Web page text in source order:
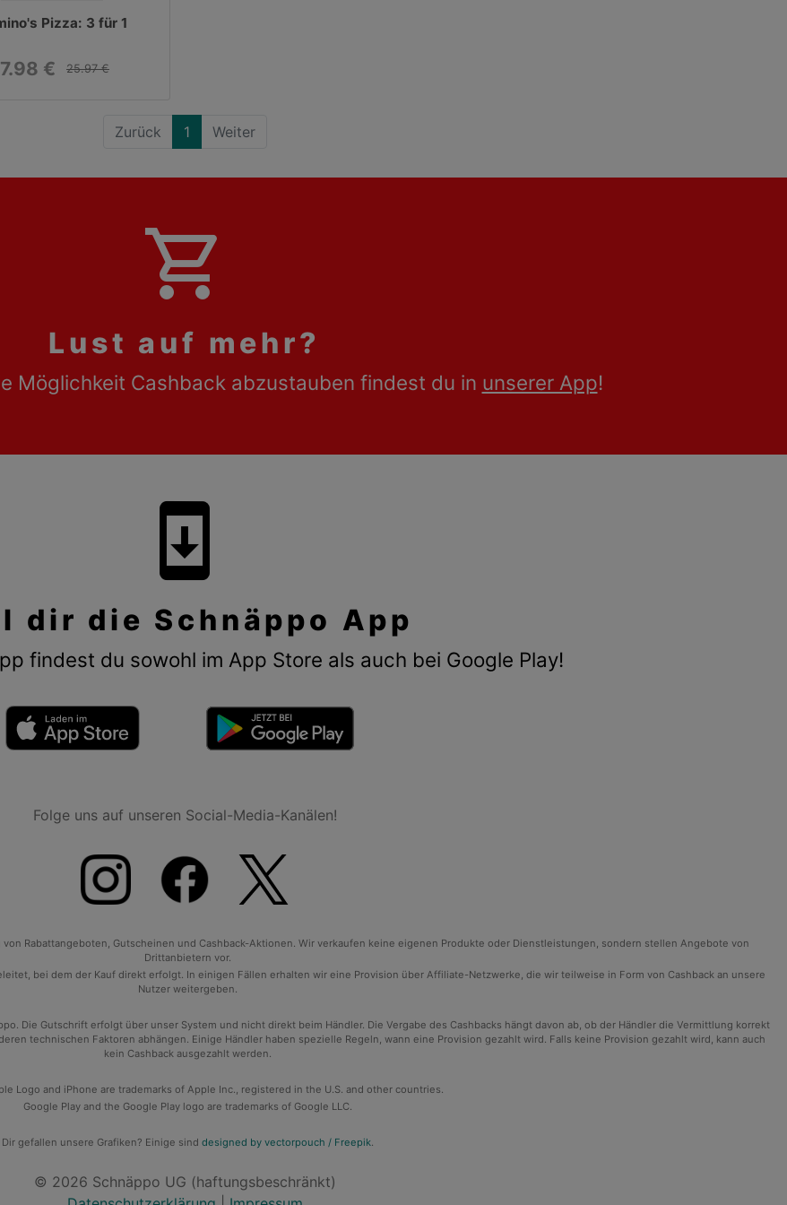
Pizza: 3 für 1
€ 25.97 €
Zurück 1 Weiter
shopping_cart
Lust auf mehr?
Möglichkeit Cashback abzustauben findest du in unserer App!
system_update
dir die Schnäppo App
findest du sowohl im App Store als auch bei Google Play!
Folge uns auf unseren Social-Media-Kanälen!
Rabattangeboten, Gutscheinen und Cashback-Aktionen. Wir verkaufen keine eigenen Produkte oder Dienstleistungen, sondern stellen Angebote von
Drittanbietern vor.
bei dem der Kauf direkt erfolgt. In einigen Fällen erhalten wir eine Provision über Affiliate-Netzwerke, die wir teilweise in Form von Cashback an unsere
Nutzer weitergeben.
Die Gutschrift erfolgt über unser System und nicht direkt beim Händler. Die Vergabe des Cashbacks hängt davon ab, ob der Händler die Vermittlung korrekt
technischen Faktoren abhängen. Einige Händler haben spezielle Regeln, wann eine Provision gezahlt wird. Falls keine Provision gezahlt wird, kann auch
kein Cashback ausgezahlt werden.
Logo and iPhone are trademarks of Apple Inc., registered in the U.S. and other countries.
Google Play and the Google Play logo are trademarks of Google LLC.
Dir gefallen unsere Grafiken? Einige sind designed by vectorpouch / Freepik.
© 2026 Schnäppo UG (haftungsbeschränkt)